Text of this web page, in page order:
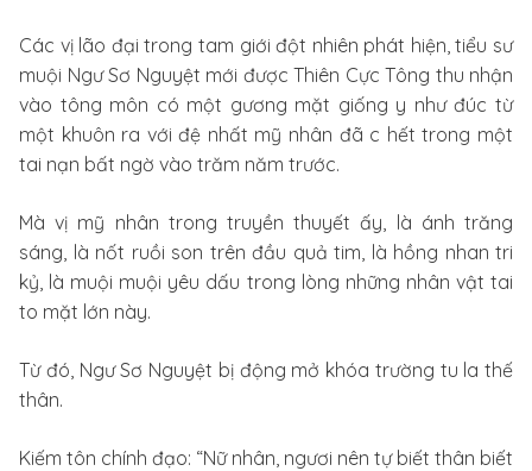
Các vị lão đại trong tam giới đột nhiên phát hiện, tiểu sư
muội Ngư Sơ Nguyệt mới được Thiên Cực Tông thu nhận
vào tông môn có một gương mặt giống y như đúc từ
một khuôn ra với đệ nhất mỹ nhân đã c hết trong một
tai nạn bất ngờ vào trăm năm trước.
Mà vị mỹ nhân trong truyền thuyết ấy, là ánh trăng
sáng, là nốt ruồi son trên đầu quả tim, là hồng nhan tri
kỷ, là muội muội yêu dấu trong lòng những nhân vật tai
to mặt lớn này.
Từ đó, Ngư Sơ Nguyệt bị động mở khóa trường tu la thế
thân.
Kiếm tôn chính đạo: “Nữ nhân, ngươi nên tự biết thân biết